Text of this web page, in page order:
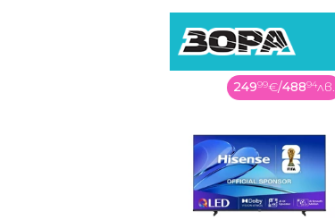
22999€/44983лв.